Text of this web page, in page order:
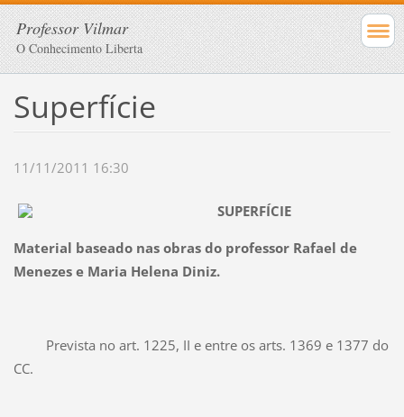
Professor Vilmar
O Conhecimento Liberta
Superfície
11/11/2011 16:30
SUPERFÍCIE
Material baseado nas obras do professor Rafael de
Menezes e Maria Helena Diniz.
Prevista no art. 1225, II e entre os arts. 1369 e 1377 do
CC.